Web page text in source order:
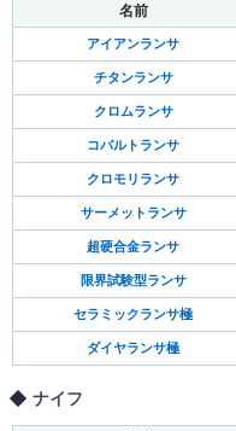
名前
アイアンランサ
チタンランサ
クロムランサ
コバルトランサ
クロモリランサ
サーメットランサ
超硬合金ランサ
限界試験型ランサ
セラミックランサ極
ダイヤランサ極
ナイフ